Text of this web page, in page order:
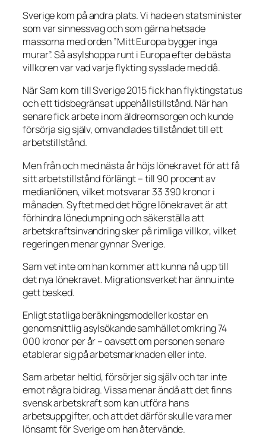
Sverige kom på andra plats. Vi hade en statsminister
som var sinnessvag och som gärna hetsade
massorna med orden ”Mitt Europa bygger inga
murar”. Så asylshoppa runt i Europa efter de bästa
villkoren var vad varje flykting sysslade med då.
När Sam kom till Sverige 2015 fick han flyktingstatus
och ett tidsbegränsat uppehållstillstånd. När han
senare fick arbete inom äldreomsorgen och kunde
försörja sig själv, omvandlades tillståndet till ett
arbetstillstånd.
Men från och med nästa år höjs lönekravet för att få
sitt arbetstillstånd förlängt – till 90 procent av
medianlönen, vilket motsvarar 33 390 kronor i
månaden. Syftet med det högre lönekravet är att
förhindra lönedumpning och säkerställa att
arbetskraftsinvandring sker på rimliga villkor, vilket
regeringen menar gynnar Sverige.
Sam vet inte om han kommer att kunna nå upp till
det nya lönekravet. Migrationsverket har ännu inte
gett besked.
Enligt statliga beräkningsmodeller kostar en
genomsnittlig asylsökande samhället omkring 74
000 kronor per år – oavsett om personen senare
etablerar sig på arbetsmarknaden eller inte.
Sam arbetar heltid, försörjer sig själv och tar inte
emot några bidrag. Vissa menar ändå att det finns
svensk arbetskraft som kan utföra hans
arbetsuppgifter, och att det därför skulle vara mer
lönsamt för Sverige om han återvände.